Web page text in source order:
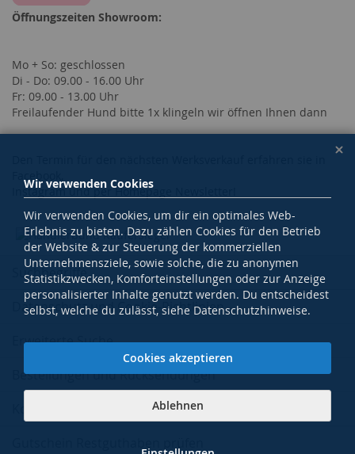
Öffnungszeiten Showroom:
Mo + So: geschlossen
Di - Do: 09.00 - 16.00 Uhr
Fr: 09.00 - 13.00 Uhr
Freilaufender Hund bitte 1x klingeln wir öffnen Ihnen dann
Facebook,
Instagram und per Homepage Newsletter!
Suchbegriffe
Datenschutz und Cookie-Richtlinien
Erweiterte Suche
Bestellungen und Rücksendungen
Wir verwenden Cookies
Wir verwenden Cookies, um dir ein optimales Web-
Erlebnis zu bieten. Dazu zählen Cookies für den Betrieb
der Website & zur Steuerung der kommerziellen
Unternehmensziele, sowie solche, die zu anonymen
Statistikzwecken, Komforteinstellungen oder zur Anzeige
personalisierter Inhalte genutzt werden. Du entscheidest
selbst, welche du zulässt, siehe Datenschutzhinweise.
Cookies akzeptieren
Ablehnen